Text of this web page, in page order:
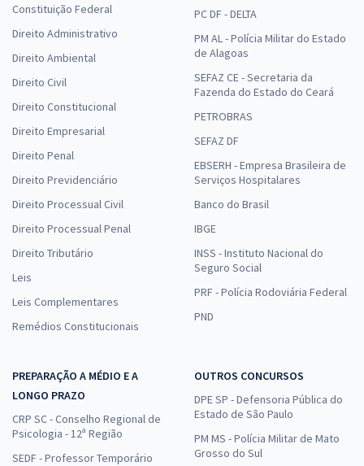
Constituição Federal
Direito Administrativo
Direito Ambiental
Direito Civil
Direito Constitucional
Direito Empresarial
Direito Penal
Direito Previdenciário
Direito Processual Civil
Direito Processual Penal
Direito Tributário
Leis
Leis Complementares
Remédios Constitucionais
PC DF - DELTA
PM AL - Polícia Militar do Estado
de Alagoas
SEFAZ CE - Secretaria da
Fazenda do Estado do Ceará
PETROBRAS
SEFAZ DF
EBSERH - Empresa Brasileira de
Serviços Hospitalares
Banco do Brasil
IBGE
INSS - Instituto Nacional do
Seguro Social
PRF - Polícia Rodoviária Federal
PND
PREPARAÇÃO A MÉDIO E A
LONGO PRAZO
CRP SC - Conselho Regional de
Psicologia - 12ª Região
SEDF - Professor Temporário
OUTROS CONCURSOS
DPE SP - Defensoria Pública do
Estado de São Paulo
PM MS - Polícia Militar de Mato
Grosso do Sul